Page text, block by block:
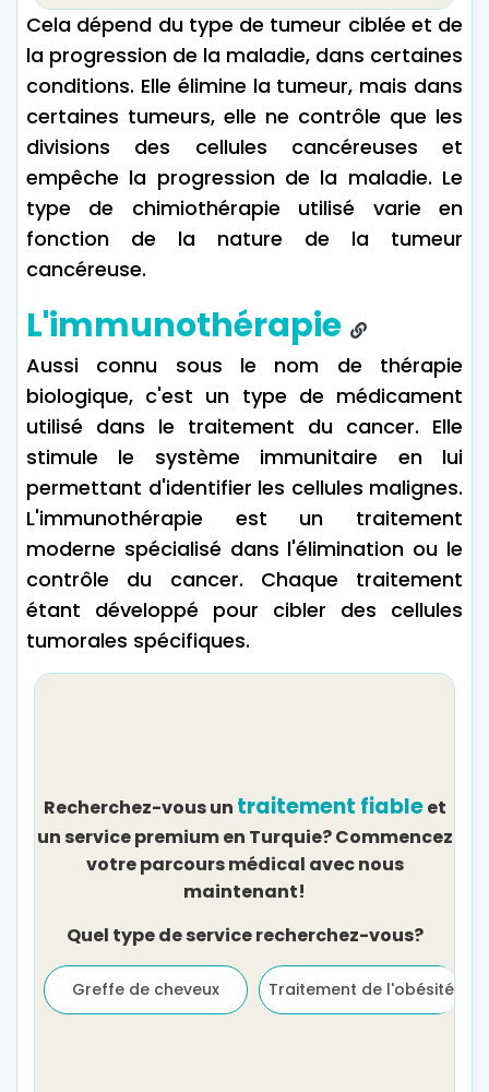
Cela dépend du type de tumeur ciblée et de
la progression de la maladie, dans certaines
conditions. Elle élimine la tumeur, mais dans
certaines tumeurs, elle ne contrôle que les
divisions des cellules cancéreuses et
empêche la progression de la maladie. Le
type de chimiothérapie utilisé varie en
fonction de la nature de la tumeur
cancéreuse.
L'immunothérapie
Aussi connu sous le nom de thérapie
biologique, c'est un type de médicament
utilisé dans le traitement du cancer. Elle
stimule le système immunitaire en lui
permettant d'identifier les cellules malignes.
L'immunothérapie est un traitement
moderne spécialisé dans l'élimination ou le
contrôle du cancer. Chaque traitement
étant développé pour cibler des cellules
tumorales spécifiques.
Recherchez-vous un traitement fiableet
un service premium en Turquie? Commencez
votre parcours médical avec nous
maintenant!
Quel type de service recherchez-vous?
Greffe de cheveux Traitement de l'obésité